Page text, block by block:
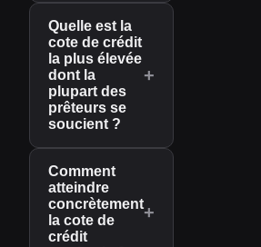
Quelle est la
cote de crédit
la plus élevée
dont la
plupart des
prêteurs se
soucient ?
+
Comment
atteindre
concrètement
la cote de
crédit
+